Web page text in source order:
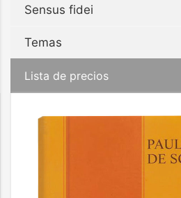
Sensus fidei
Temas
Lista de precios